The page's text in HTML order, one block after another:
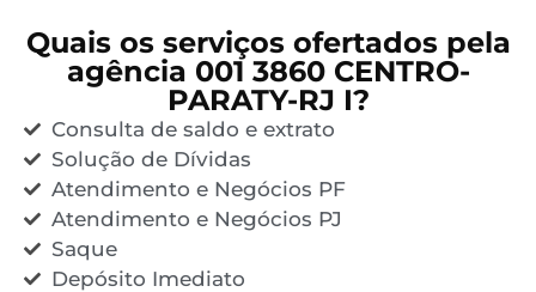
Quais os serviços ofertados pela
agência 001 3860 CENTRO-
PARATY-RJ I?
Consulta de saldo e extrato
Solução de Dívidas
Atendimento e Negócios PF
Atendimento e Negócios PJ
Saque
Depósito Imediato